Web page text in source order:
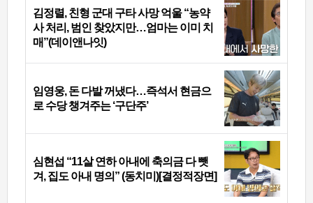
김정렬, 친형 군대 구타 사망 억울 “농약
사 처리, 범인 찾았지만…엄마는 이미 치
매”(데이앤나잇)
임영웅, 돈 다발 꺼냈다…즉석서 현금으
로 수당 챙겨주는 ‘구단주’
심현섭 “11살 연하 아내에 축의금 다 뺏
겨, 집도 아내 명의” (동치미)[결정적장면]